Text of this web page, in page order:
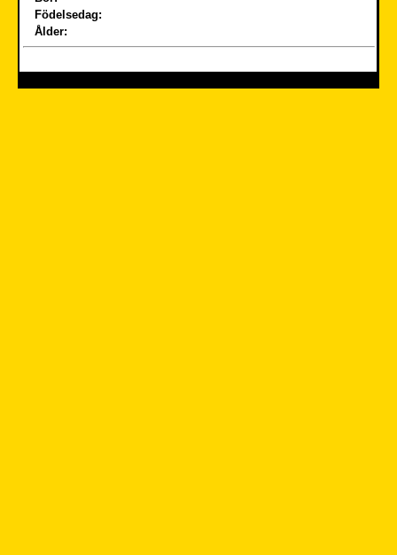
Födelsedag:
Ålder: